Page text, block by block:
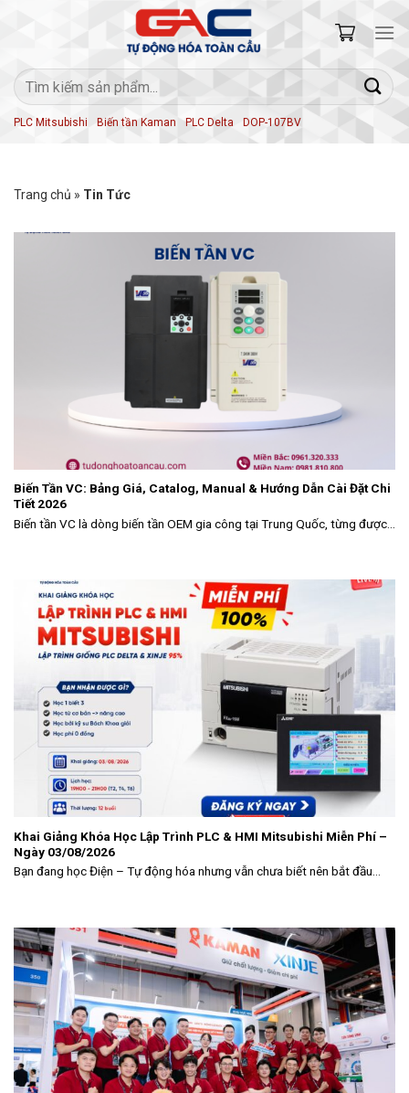
Tìm
kiếm:
PLC Mitsubishi Biến tần Kaman PLC Delta DOP-107BV
Trang chủ » Tin Tức
Biến Tần VC: Bảng Giá, Catalog, Manual & Hướng Dẫn Cài Đặt Chi
Tiết 2026
Biến tần VC là dòng biến tần OEM gia công tại Trung Quốc, từng được...
Khai Giảng Khóa Học Lập Trình PLC & HMI Mitsubishi Miễn Phí –
Ngày 03/08/2026
Bạn đang học Điện – Tự động hóa nhưng vẫn chưa biết nên bắt đầu...